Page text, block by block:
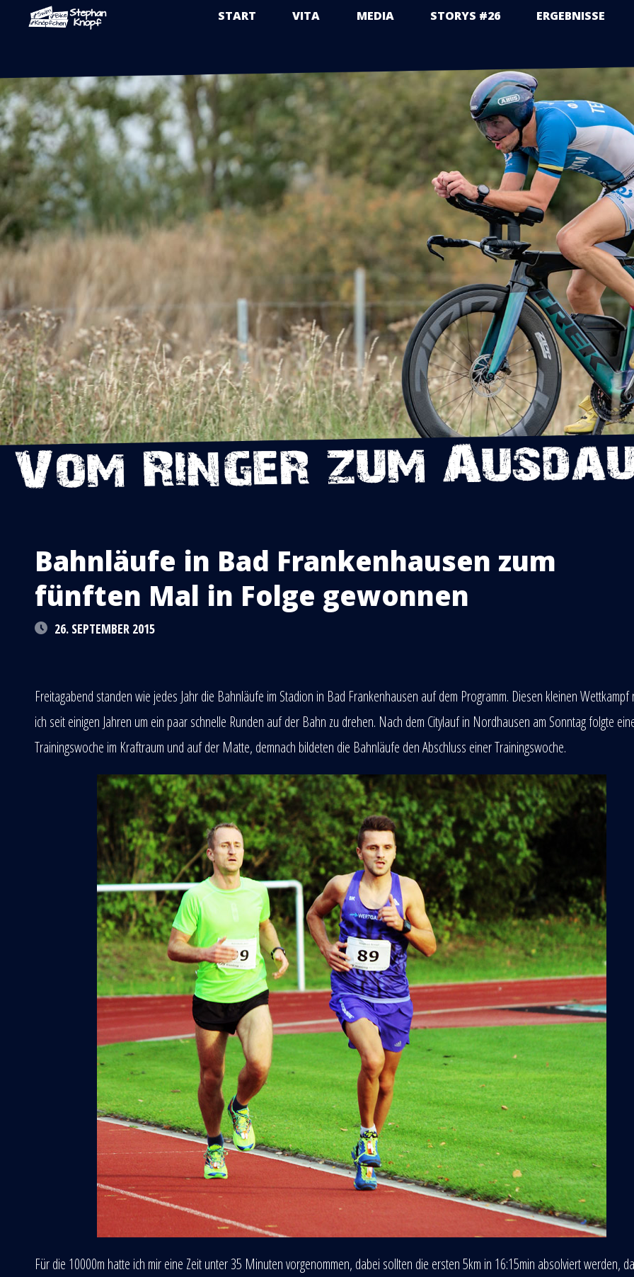
Zum
Inhalt
springen
START VITA MEDIA STORYS #26 ERGEBNISSE
Bahnläufe in Bad Frankenhausen zum
fünften Mal in Folge gewonnen
26. SEPTEMBER 2015
Freitagabend standen wie jedes Jahr die Bahnläufe im Stadion in Bad Frankenhausen auf dem Programm. Diesen kleinen Wettkampf
ich seit einigen Jahren um ein paar schnelle Runden auf der Bahn zu drehen. Nach dem Citylauf in Nordhausen am Sonntag folgte
Trainingswoche im Kraftraum und auf der Matte, demnach bildeten die Bahnläufe den Abschluss einer Trainingswoche.
Für die 10000m hatte ich mir eine Zeit unter 35 Minuten vorgenommen, dabei sollten die ersten 5km in 16:15min absolviert werden,